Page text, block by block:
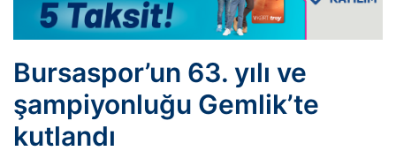
Bursaspor’un 63. yılı ve
şampiyonluğu Gemlik’te
kutlandı